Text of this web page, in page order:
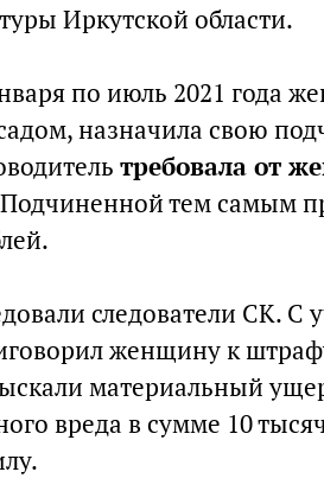
Иркутской области.
по июль 2021 года
назначила свою
требовала от
тем самым
следователи СК. С
женщину к
материальный
вреда в сумме 10